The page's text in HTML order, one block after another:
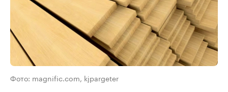
Фото: magnific.com, kjpargeter